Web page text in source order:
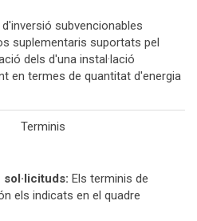
subvencionables
suplementaris suportats pel
dels d'una instal·lació
en termes de quantitat d'energia
Terminis
Els terminis de
els indicats en el quadre